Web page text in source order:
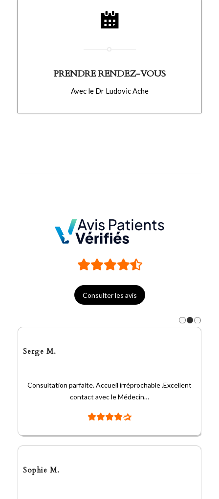
PRENDRE RENDEZ-VOUS
Avec le Dr Ludovic Ache
Consulter les avis
Serge M.
Consultation parfaite. Accueil irréprochable .Excellent
contact avec le Médecin…
Sophie M.